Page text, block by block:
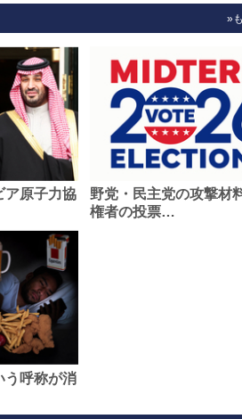
»
ア原子力協
野党・民主党の攻撃材
権者の投票…
う呼称が消